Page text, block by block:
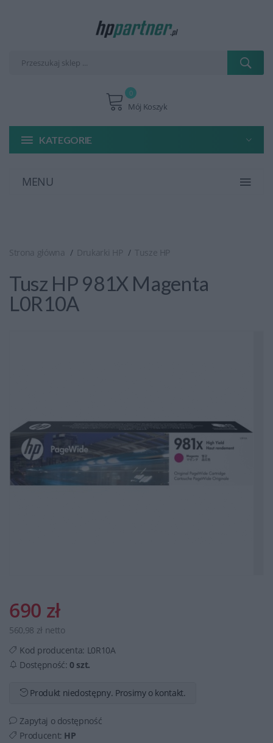
Mój Koszyk
0
KATEGORIE
MENU
Strona główna Drukarki HP Tusze HP
Tusz HP 981X Magenta
L0R10A
690 zł
560,98 zł netto
Kod producenta: L0R10A
Dostępność:0 szt.
Produkt niedostępny. Prosimy o kontakt.
Zapytaj o dostępność
Producent: HP